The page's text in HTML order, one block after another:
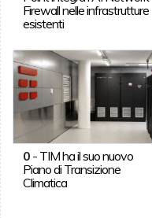
Firewall nelle infrastrutture
esistenti
0- TIM ha il suo nuovo
Piano di Transizione
Climatica